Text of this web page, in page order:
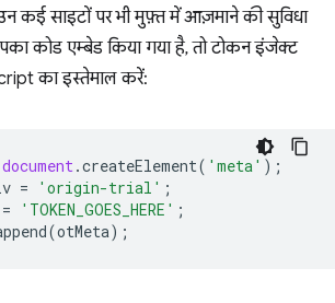
कई साइटों पर भी मुफ़्त में आज़माने की सुविधा
कोड एम्बेड किया गया है, तो टोकन इंजेक्ट
का इस्तेमाल करें:
document.createElement( 'meta' );
= 'origin-trial' ;
= 'TOKEN_GOES_HERE' ;
(otMeta);